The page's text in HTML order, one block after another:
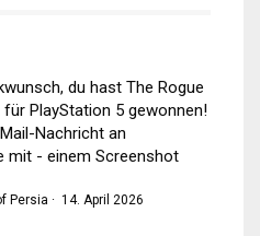
du hast The Rogue
PlayStation 5 gewonnen!
Nachricht an
mit - einem Screenshot
Persia · 14. April 2026